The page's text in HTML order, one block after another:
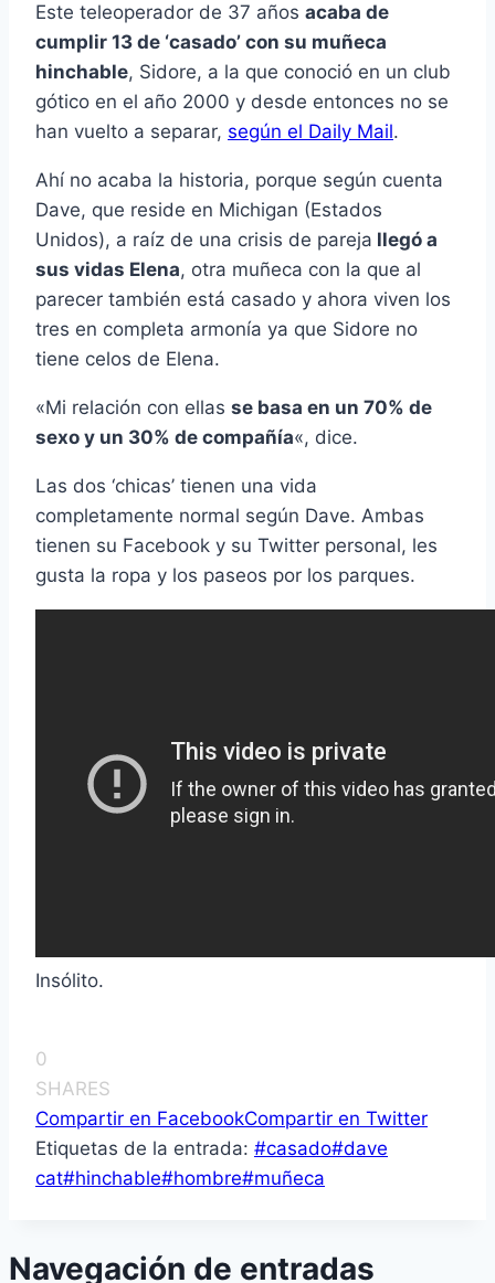
Este teleoperador de 37 años acaba de
cumplir 13 de ‘casado’ con su muñeca
hinchable, Sidore, a la que conoció en un club
gótico en el año 2000 y desde entonces no se
han vuelto a separar, según el Daily Mail.
Ahí no acaba la historia, porque según cuenta
Dave, que reside en Michigan (Estados
Unidos), a raíz de una crisis de pareja llegó a
sus vidas Elena, otra muñeca con la que al
parecer también está casado y ahora viven los
tres en completa armonía ya que Sidore no
tiene celos de Elena.
«Mi relación con ellas se basa en un 70% de
sexo y un 30% de compañía«, dice.
Las dos ‘chicas’ tienen una vida
completamente normal según Dave. Ambas
tienen su Facebook y su Twitter personal, les
gusta la ropa y los paseos por los parques.
Insólito.
0
SHARES
Compartir en FacebookCompartir en Twitter
Etiquetas de la entrada: #casado#dave
cat#hinchable#hombre#muñeca
Navegación de entradas